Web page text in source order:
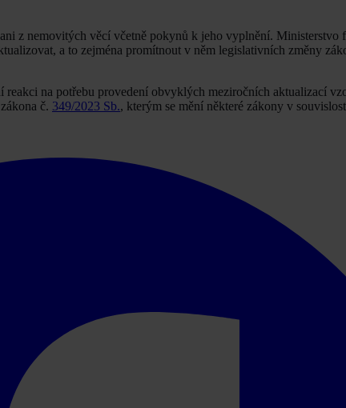
z nemovitých věcí včetně pokynů k jeho vyplnění. Ministerstvo
a to zejména promítnout v něm legislativních změny
reakci na potřebu provedení obvyklých meziročních aktualizací
č. 349/2023 Sb., kterým se mění některé zákony v